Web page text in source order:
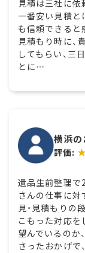
見積は三社に依
一番安い見積と
も信頼できると
見積もり時に、
してもらい、三
とに…
横浜
評価:
遺品生前整理で
さんの仕事に対
見・見積もりの
こもった対応を
望んでいるのか
さったおかげで